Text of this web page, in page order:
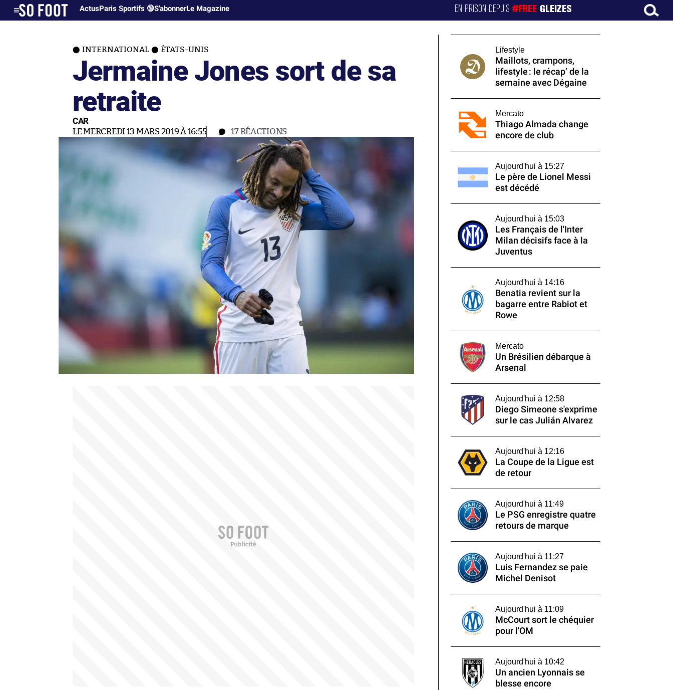
ActusParis Sportifs 🔞S'abonnerLe Magazine EN PRISON DEPUIS#FREE GLEIZES
INTERNATIONAL ÉTATS-UNIS
Jermaine Jones sort de sa
retraite
CAR
LE MERCREDI 13 MARS 2019 À 16:55 17RÉACTIONS
Lifestyle
Maillots, crampons,
lifestyle : le récap’ de la
semaine avec Dégaine
Mercato
Thiago Almada change
encore de club
Aujourd'hui à 15:27
Le père de Lionel Messi
est décédé
Aujourd'hui à 15:03
Les Français de l'Inter
Milan décisifs face à la
Juventus
Aujourd'hui à 14:16
Benatia revient sur la
bagarre entre Rabiot et
Rowe
Mercato
Un Brésilien débarque à
Arsenal
Aujourd'hui à 12:58
Diego Simeone s'exprime
sur le cas Julián Alvarez
Aujourd'hui à 12:16
La Coupe de la Ligue est
de retour
Aujourd'hui à 11:49
Le PSG enregistre quatre
retours de marque
Aujourd'hui à 11:27
Luis Fernandez se paie
Michel Denisot
Aujourd'hui à 11:09
McCourt sort le chéquier
pour l'OM
Aujourd'hui à 10:42
Un ancien Lyonnais se
blesse encore